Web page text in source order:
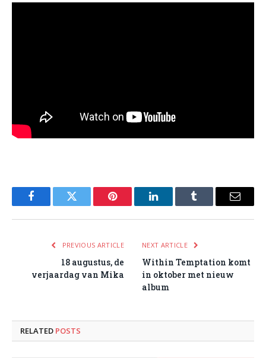
FacebookTwitter Pinterest LinkedInTumblr Email
PREVIOUS ARTICLE
18 augustus, de
verjaardag van Mika
NEXT ARTICLE
Within Temptation komt
in oktober met nieuw
album
RELATED POSTS